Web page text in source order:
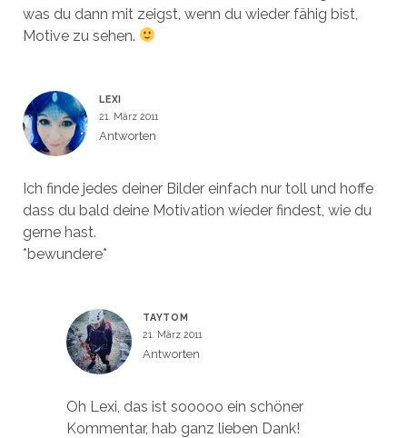
was du dann mit zeigst, wenn du wieder fähig bist,
Motive zu sehen.
LEXI
21. März 2011
Antworten
Ich finde jedes deiner Bilder einfach nur toll und hoffe
dass du bald deine Motivation wieder findest, wie du
gerne hast.
*bewundere*
TAYTOM
21. März 2011
Antworten
Oh Lexi, das ist sooooo ein schöner
Kommentar, hab ganz lieben Dank!